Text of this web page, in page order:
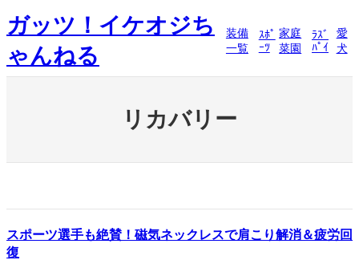
容
ス
キ
ガッツ！イケオジち
ゃんねる
装備
一覧
ｽﾎﾟ
ｰﾂ
家庭
菜園
ﾗｽﾞ
ﾊﾟｲ
愛
犬
リカバリー
スポーツ選手も絶賛！磁気ネックレスで肩こり解消＆疲労回
復